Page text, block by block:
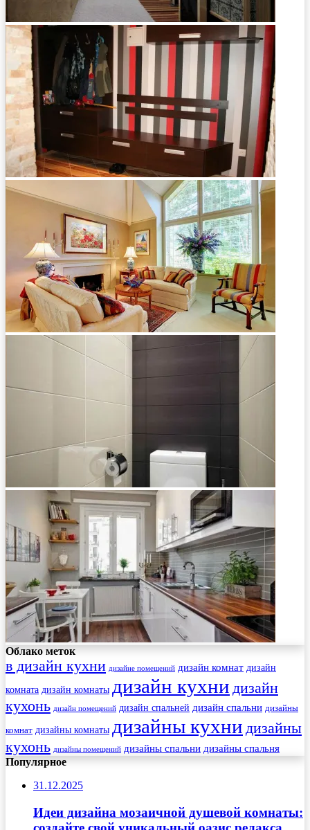
Облако меток
в дизайн кухни дизайне помещений дизайн комнат дизайн
комната дизайн комнаты дизайн кухни дизайн
кухонь дизайн помещений дизайн спальней дизайн спальни дизайны
комнат дизайны комнаты дизайны кухни дизайны
кухонь дизайны помещений дизайны спальни дизайны спальня
Популярное
31.12.2025
Идеи дизайна мозаичной душевой комнаты: